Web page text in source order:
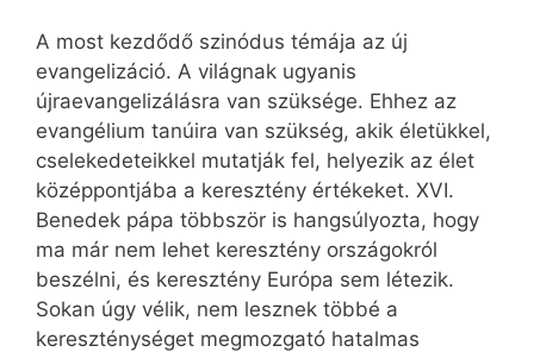
A most kezdődő szinódus témája az új
evangelizáció. A világnak ugyanis
újraevangelizálásra van szüksége. Ehhez az
evangélium tanúira van szükség, akik életükkel,
cselekedeteikkel mutatják fel, helyezik az élet
középpontjába a keresztény értékeket. XVI.
Benedek pápa többször is hangsúlyozta, hogy
ma már nem lehet keresztény országokról
beszélni, és keresztény Európa sem létezik.
Sokan úgy vélik, nem lesznek többé a
kereszténységet megmozgató hatalmas